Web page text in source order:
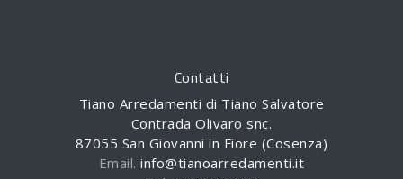
Contatti
Tiano Arredamenti di Tiano Salvatore
Contrada Olivaro snc.
87055 San Giovanni in Fiore (Cosenza)
Email.info@tianoarredamenti.it